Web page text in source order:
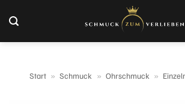
Inhalt
springen
Start » Schmuck » Ohrschmuck »